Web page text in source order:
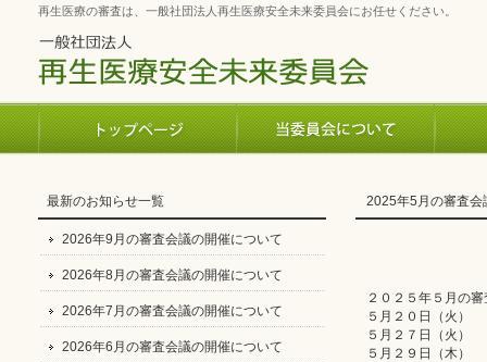
再生医療の審査は、一般社団法人再生医療安全未来委員会にお任せください。
2025年5月の審査会
２０２５年５月の
５月２０日（火）
５月２７日（火）
５月２９日（木）
最新のお知らせ一覧
2026年9月の審査会議の開催について
2026年8月の審査会議の開催について
2026年7月の審査会議の開催について
2026年6月の審査会議の開催について